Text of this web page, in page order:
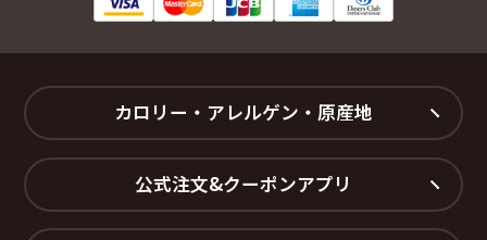
カロリー・アレルゲン・原産地
公式注文&クーポンアプリ